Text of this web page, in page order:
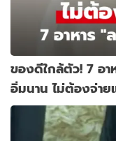
ของดีใกล้ตัว! 7 อ
อิ่มนาน ไม่ต้องจ่า